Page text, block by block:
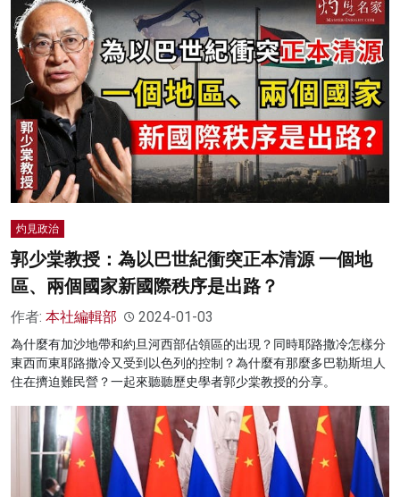
灼見政治
郭少棠教授：為以巴世紀衝突正本清源 一個地
區、兩個國家新國際秩序是出路？
作者: 本社編輯部 2024-01-03
為什麼有加沙地帶和約旦河西部佔領區的出現？同時耶路撒冷怎樣分
東西而東耶路撒冷又受到以色列的控制？為什麼有那麼多巴勒斯坦人
住在擠迫難民營？一起來聽聽歷史學者郭少棠教授的分享。